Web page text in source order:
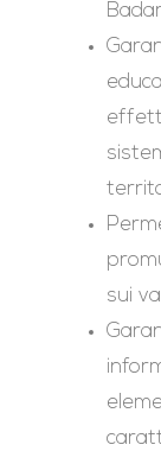
sui